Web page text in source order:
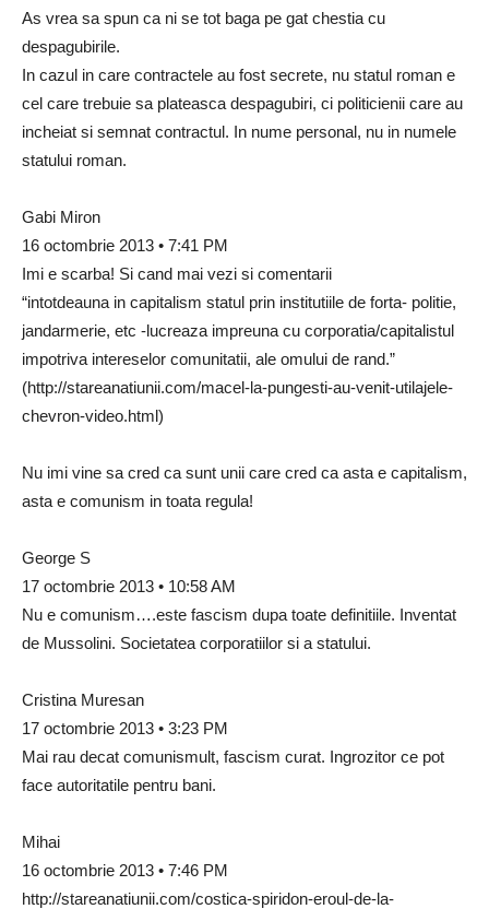
As vrea sa spun ca ni se tot baga pe gat chestia cu
despagubirile.
In cazul in care contractele au fost secrete, nu statul roman e
cel care trebuie sa plateasca despagubiri, ci politicienii care au
incheiat si semnat contractul. In nume personal, nu in numele
statului roman.
Gabi Miron
16 octombrie 2013 • 7:41 PM
Imi e scarba! Si cand mai vezi si comentarii
“intotdeauna in capitalism statul prin institutiile de forta- politie,
jandarmerie, etc -lucreaza impreuna cu corporatia/capitalistul
impotriva intereselor comunitatii, ale omului de rand.”
(http://stareanatiunii.com/macel-la-pungesti-au-venit-utilajele-
chevron-video.html)
Nu imi vine sa cred ca sunt unii care cred ca asta e capitalism,
asta e comunism in toata regula!
George S
17 octombrie 2013 • 10:58 AM
Nu e comunism….este fascism dupa toate definitiile. Inventat
de Mussolini. Societatea corporatiilor si a statului.
Cristina Muresan
17 octombrie 2013 • 3:23 PM
Mai rau decat comunismult, fascism curat. Ingrozitor ce pot
face autoritatile pentru bani.
Mihai
16 octombrie 2013 • 7:46 PM
http://stareanatiunii.com/costica-spiridon-eroul-de-la-